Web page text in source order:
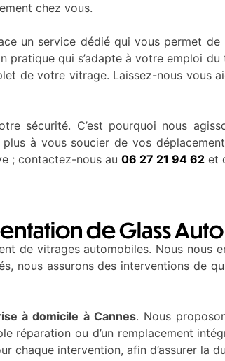
chez vous.
un service dédié qui vous permet de
qui s’adapte à votre emploi
de votre vitrage. Laissez-nous vous
sécurité. C’est pourquoi nous
à vous soucier de vos
; contactez-nous au 06 27 21 94 62 et
de Glass Auto
de vitrages automobiles. Nous
nous assurons des interventions de
à domicile à Cannes. Nous
réparation ou d’un remplacement
chaque intervention, afin d’assurer la